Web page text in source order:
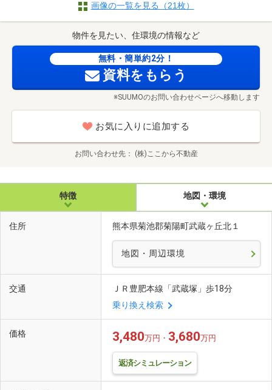
画像の一覧を見る（21枚）
物件を見たい、住環境の情報など
無料・簡単約2分！
資料をもらう
※SUUMOのお問い合わせページへ移動します
お気に入りに追加する
お問い合わせ先 (株)ここから不動産
特徴 地図・環境
住所 熊本県菊池郡菊陽町武蔵ヶ丘北１
地図・周辺環境
交通
ＪＲ豊肥本線「武蔵塚」歩18分
乗り換え検索
価格 3,480万円・ 3,680万円
返済シミュレーション